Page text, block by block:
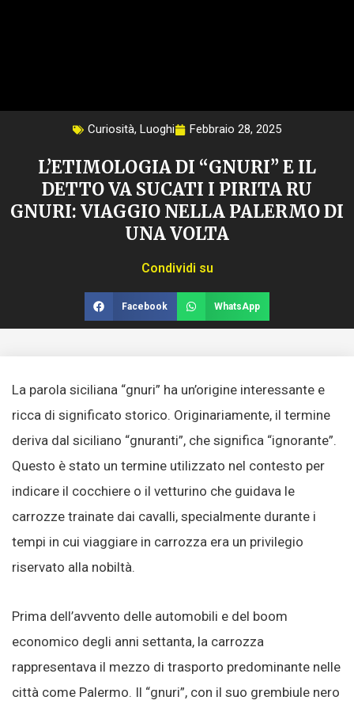
Curiosità, Luoghi Febbraio 28, 2025
L’ETIMOLOGIA DI “GNURI” E IL
DETTO VA SUCATI I PIRITA RU
GNURI: VIAGGIO NELLA PALERMO DI
UNA VOLTA
Condividi su
Facebook WhatsApp
La parola siciliana “gnuri” ha un’origine interessante e
ricca di significato storico. Originariamente, il termine
deriva dal siciliano “gnuranti”, che significa “ignorante”.
Questo è stato un termine utilizzato nel contesto per
indicare il cocchiere o il vetturino che guidava le
carrozze trainate dai cavalli, specialmente durante i
tempi in cui viaggiare in carrozza era un privilegio
riservato alla nobiltà.
Prima dell’avvento delle automobili e del boom
economico degli anni settanta, la carrozza
rappresentava il mezzo di trasporto predominante nelle
città come Palermo. Il “gnuri”, con il suo grembiule nero